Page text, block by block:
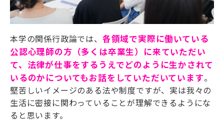
本学の関係行政論では、 各領域で実際に働いている
公認心理師の方（多くは卒業生）に来ていただい
て、法律が仕事をするうえでどのように生かされて
いるのかについてもお話をしていただいています。
堅苦しいイメージのある法や制度ですが、実は我々の
生活に密接に関わっていることが理解できるようにな
ると思います。